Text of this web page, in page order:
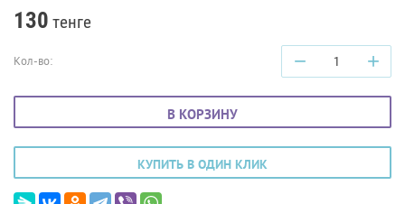
130 тенге
Кол-во: − +
В КОРЗИНУ
КУПИТЬ В ОДИН КЛИК